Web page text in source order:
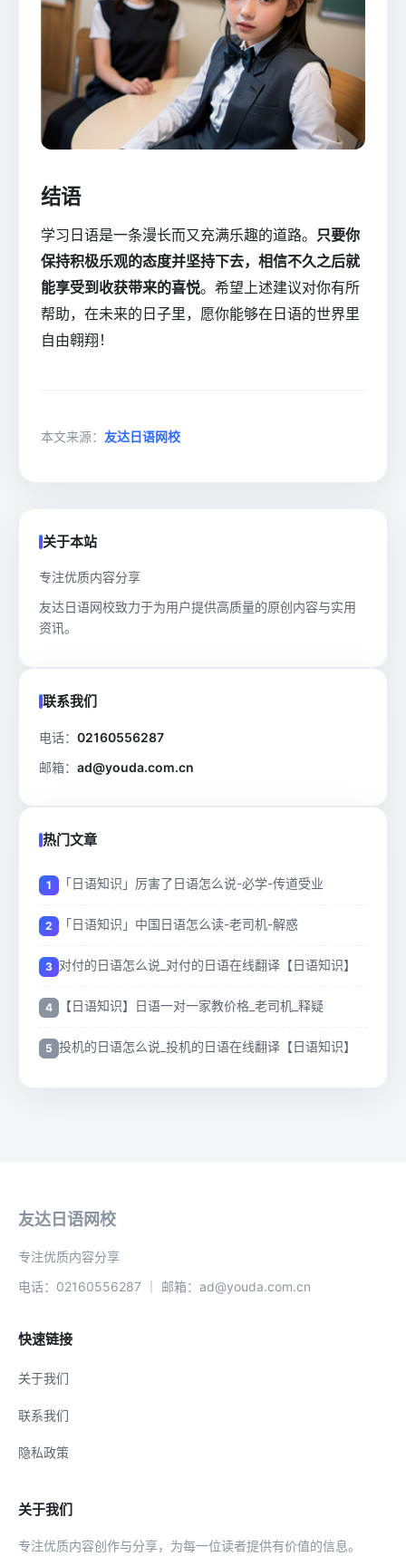
结语
学习日语是一条漫长而又充满乐趣的道路。 只要你
保持积极乐观的态度并坚持下去，相信不久之后就
能享受到收获带来的喜悦。希望上述建议对你有所
帮助，在未来的日子里，愿你能够在日语的世界里
自由翱翔！
本文来源： 友达日语网校
关于本站
专注优质内容分享
友达日语网校致力于为用户提供高质量的原创内容与实用
资讯。
联系我们
电话： 02160556287
邮箱： ad@youda.com.cn
热门文章
「日语知识」厉害了日语怎么说-必学-传道受业
「日语知识」中国日语怎么读-老司机-解惑
对付的日语怎么说_对付的日语在线翻译【日语知识】
【日语知识】日语一对一家教价格_老司机_释疑
投机的日语怎么说_投机的日语在线翻译【日语知识】
友达日语网校
专注优质内容分享
电话：02160556287 ｜ 邮箱：ad@youda.com.cn
快速链接
关于我们
联系我们
隐私政策
关于我们
专注优质内容创作与分享，为每一位读者提供有价值的信息。